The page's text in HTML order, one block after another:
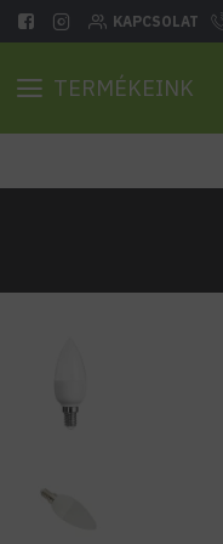
KAPCSOLAT
TERMÉKEINK